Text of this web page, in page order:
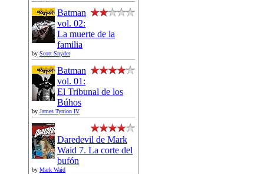
Batman
vol. 02:
La muerte de la
familia
by Scott Snyder
Batman
vol. 01:
El Tribunal de los
Búhos
by James Tynion IV
Daredevil de Mark
Waid 7. La corte del
bufón
by Mark Waid